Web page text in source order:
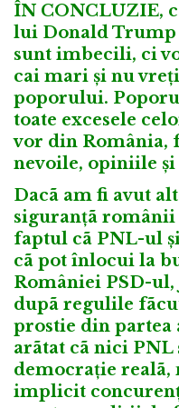
ÎN CONCLUZIE,
lui Donald Trump
sunt imbecili, ci
cai mari și nu
poporului.
toate excesele
vor din România,
nevoile, opiniile
Dacã am fi avut
siguranțã românii
faptul cã PNL-ul
cã pot înlocui la
României PSD-
dupã regulile
prostie din partea
arãtat cã nici PNL
democrație realã,
implicit